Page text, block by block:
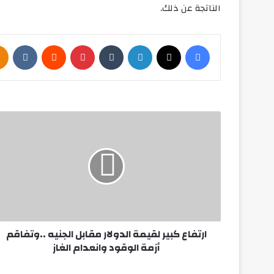
الناتجة عن ذلك.
فيسبوك لينكدإن بينتيريست
ارتفاع
الوقود
وانعدام
ارتفاع كبير لقيمة الدولار مقابل الجنيه ..وتفاقم
أزمة الوقود وانعدام الغاز